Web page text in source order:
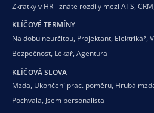
Zkratky v HR - znáte rozdíly mezi ATS,
KLÍČOVÉ TERMÍNY
Na dobu neurčitou, Projektant, Elektrikář,
Bezpečnost, Lékař, Agentura
KLÍČOVÁ SLOVA
Mzda, Ukončení prac. poměru, Hrubá
Pochvala, Jsem personalista